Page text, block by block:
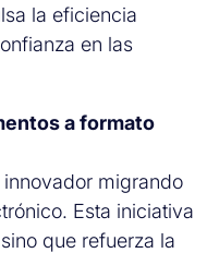
la eficiencia
en las
a formato
migrando
Esta iniciativa
que refuerza la